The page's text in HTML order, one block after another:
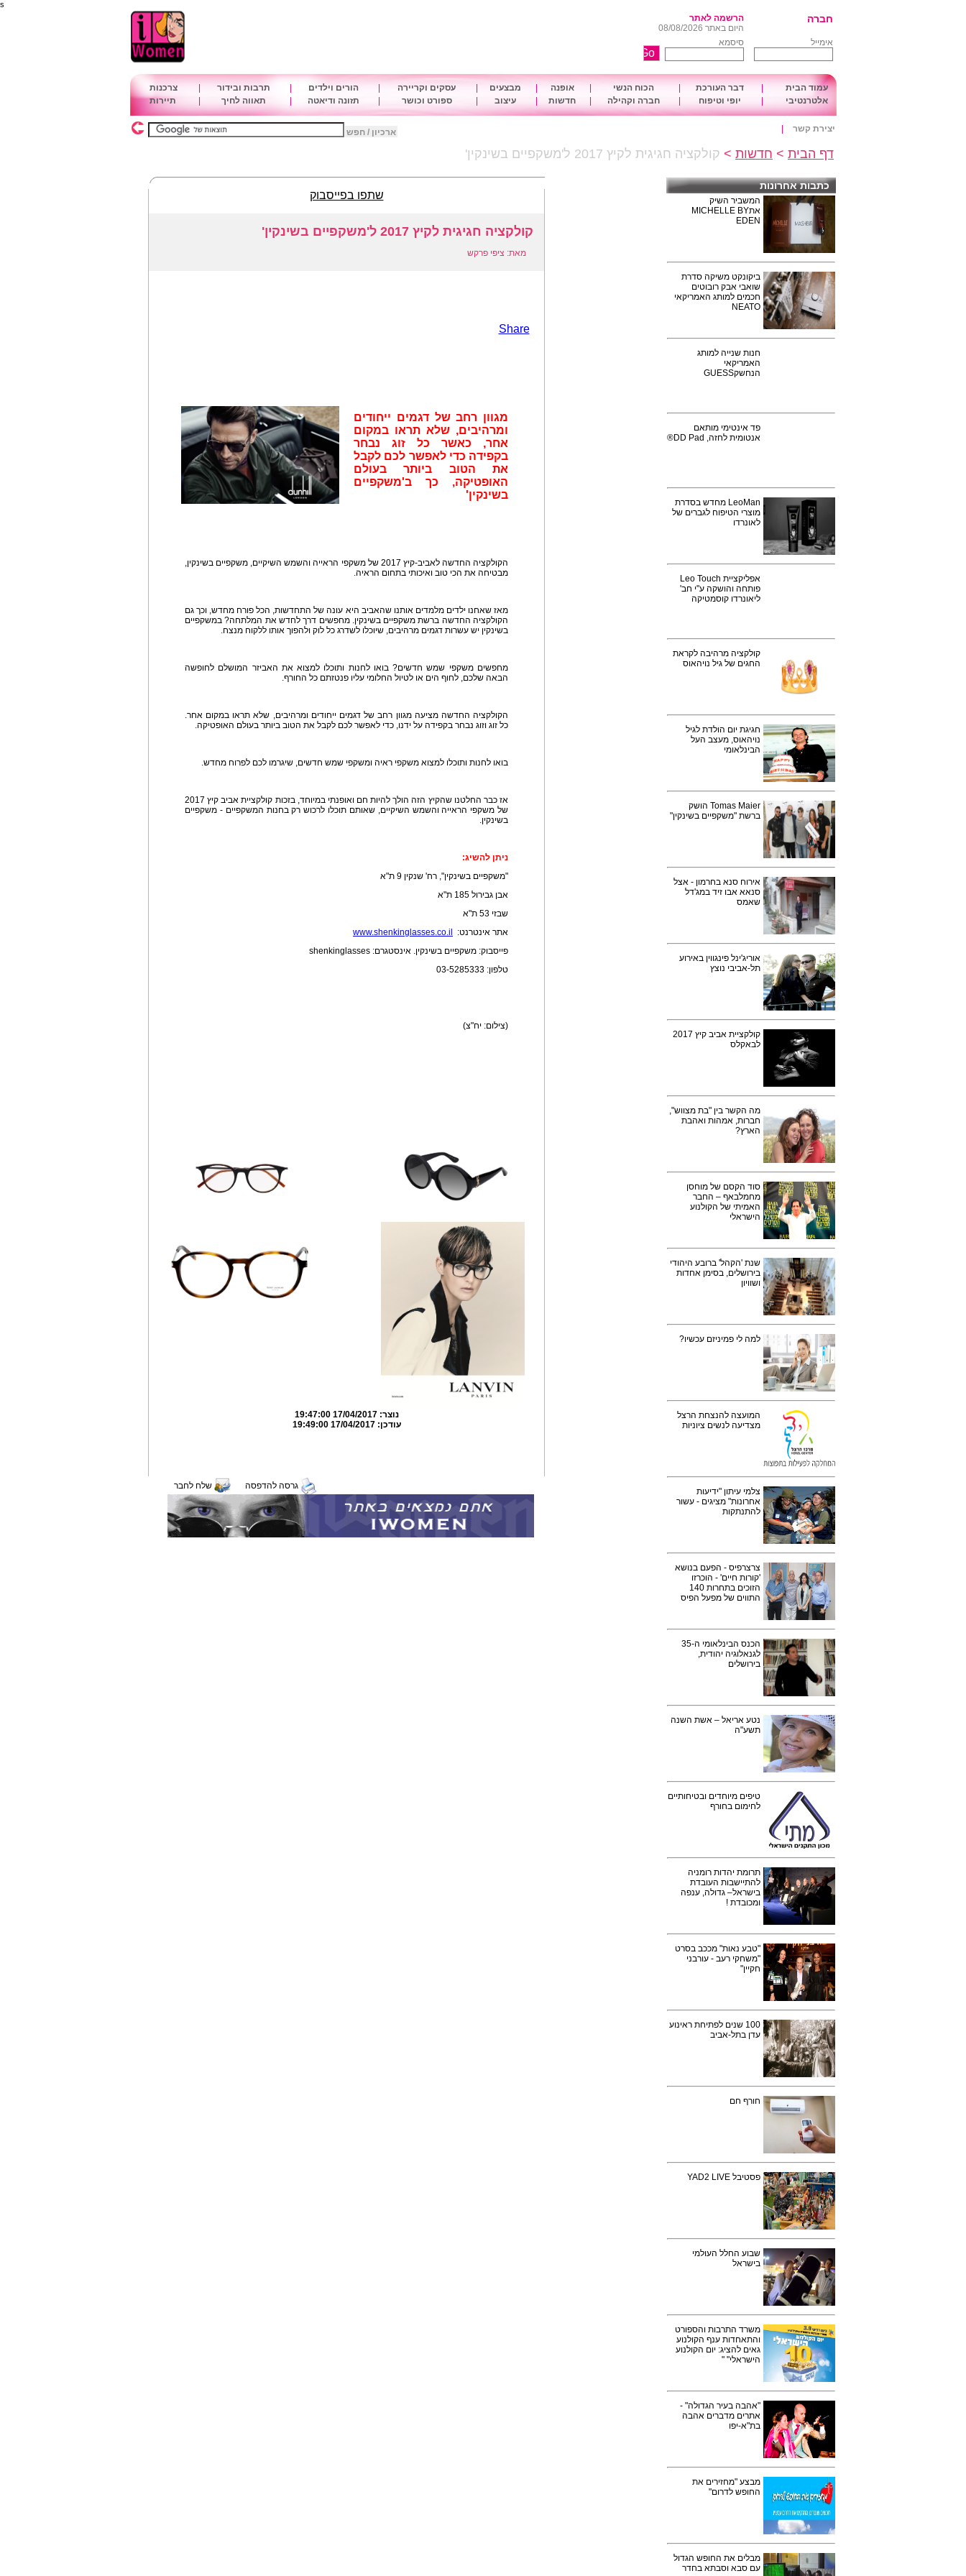
s
חברה
הרשמה לאתר
היום באתר 08/08/2026
אימייל
סיסמא
עמוד הבית דבר העורכת הכוח הנשי אופנה מבצעים עסקים וקריירה הורים וילדים תרבות ובידור
צרכנות
אלטרנטיבי
יופי וטיפוח חברה וקהילה חדשות עיצוב ספורט וכושר תזונה ודיאטה תאווה לחיך תיירות
יצירת קשר ארכיון / חפש
דף הבית > חדשות > קולקציה חגיגית לקיץ 2017 ל'משקפיים בשינקין'
כתבות אחרונות
המשביר השיק
אתMICHELLE BY
EDEN
ביקונקט משיקה סדרת
שואבי אבק רובוטים
חכמים למותג האמריקאי
NEATO
חנות שנייה למותג
האמריקאי
הנחשקGUESS
פד אינטימי מותאם
אנטומית לחזה, DD Pad®
LeoMan מחדש בסדרת
מוצרי הטיפוח לגברים של
לאונרדו
אפליקציית Leo Touch
פותחה והושקה ע"י חב'
ליאונרדו קוסמטיקה
קולקציה מרהיבה לקראת
החגים של גיל נויהאוס
חגיגת יום הולדת לגיל
נויהאוס, מעצב העל
הבינלאומי
Tomas Maier הושק
ברשת "משקפיים בשינקין"
אירוח סנא בחרמון - אצל
סנאא אבו זיד במג'דל
שאמס
אוריג'ינל פינגווין באירוע
תל-אביבי נוצץ
קולקציית אביב קיץ 2017
לבאקלס
מה הקשר בין "בת מצווש",
חברות, אמהות ואהבת
הארץ?
סוד הקסם של מוחסן
מחמלבאף – החבר
האמיתי של הקולנוע
הישראלי
שנת 'הקהל' ברובע היהודי
בירושלים, בסימן אחדות
ושוויון
למה לי פמיניזם עכשיו?
המועצה להנצחת הרצל
מצדיעה לנשים ציוניות
צלמי עיתון "ידיעות
אחרונות" מציגים - עשור
להתנתקות
צרצרפיס - הפעם בנושא
'קורות חיים' - הוכרזו
הזוכים בתחרות 140
התווים של מפעל הפיס
הכנס הבינלאומי ה-35
לגנאלוגיה יהודית,
בירושלים
נטע אריאל – אשת השנה
תשע"ה
טיפים מיוחדים ובטיחותיים
לחימום בחורף
תרומת יהדות רומניה
להתיישבות העובדת
בישראל– גדולה, ענפה
ומכובדת !
"טבע נאות" מככב בסרט
"משחקי רעב - עורבני
חקיין"
100 שנים לפתיחת ראינוע
עדן בתל-אביב
חורף חם
פסטיבל YAD2 LIVE
שבוע החלל העולמי
בישראל
משרד התרבות והספורט
והתאחדות ענף הקולנוע
גאים להציג: יום הקולנוע
הישראלי" "
"אהבה בעיר הגדולה" -
אתרים מדברים אהבה
בת"א-יפו
מבצע "מחזירים את
החופש לדרום"
מבלים את החופש הגדול
עם סבא וסבתא בחדר
שתפו בפייסבוק
קולקציה חגיגית לקיץ 2017 ל'משקפיים בשינקין'
מאת: ציפי פרקש
Share
מגוון רחב של דגמים ייחודים
ומרהיבים, שלא תראו במקום
אחר, כאשר כל זוג נבחר
בקפידה כדי לאפשר לכם לקבל
את הטוב ביותר בעולם
האופטיקה, כך ב'משקפיים
בשינקין'
הקולקציה החדשה לאביב-קיץ 2017 של משקפי הראייה והשמש השיקיים, משקפיים בשינקין,
מבטיחה את הכי טוב ואיכותי בתחום הראיה.
מאז שאחנו ילדים מלמדים אותנו שהאביב היא עונה של התחדשות, הכל פורח מחדש, וכך גם
הקולקציה החדשה ברשת משקפיים בשינקין. מחפשים דרך לחדש את המלתחה? במשקפיים
בשינקין יש עשרות דגמים מרהיבים, שיוכלו לשדרג כל לוק ולהפוך אותו ללקוח מנצח.
מחפשים משקפי שמש חדשים? בואו לחנות ותוכלו למצוא את האביזר המושלם לחופשה
הבאה שלכם, לחוף הים או לטיול החלומי עליו פנטזתם כל החורף.
הקולקציה החדשה מציעה מגוון רחב של דגמים ייחודים ומרהיבים, שלא תראו במקום אחר.
כל זוג וזוג נבחר בקפידה על ידנו, כדי לאפשר לכם לקבל את הטוב ביותר בעולם האופטיקה.
בואו לחנות ותוכלו למצוא משקפי ראיה ומשקפי שמש חדשים, שיגרמו לכם לפרוח מחדש.
אז כבר החלטנו שהקיץ הזה הולך להיות חם ואופנתי במיוחד, בזכות קולקציית אביב קיץ 2017
של משקפי הראייה והשמש השיקיים, שאותם תוכלו לרכוש רק בחנות המשקפיים - משקפיים
בשינקין.
ניתן להשיג:
"משקפיים בשינקין", רח' שנקין 9 ת"א
אבן גבירול 185 ת"א
שבזי 53 ת"א
אתר אינטרנט:
www.shenkinglasses.co.il
פייסבוק: משקפיים בשינקין. אינסטגרם: shenkinglasses
טלפון: 03-5285333
(צילום: יח"צ)
נוצר:17/04/2017 19:47:00
עודכן:17/04/2017 19:49:00
גרסה להדפסה שלח לחבר